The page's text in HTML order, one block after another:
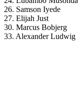
26. Samson Iyede
27. Elijah Just
30. Marcus Bobjerg
33. Alexander Ludwig